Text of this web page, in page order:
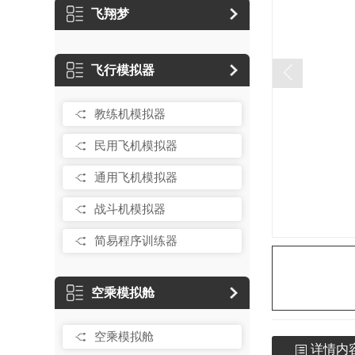
飞翔梦
飞行模拟器
教练机模拟器
民用飞机模拟器
通用飞机模拟器
战斗机模拟器
简易程序训练器
空乘模拟舱
空乘模拟舱
详情内